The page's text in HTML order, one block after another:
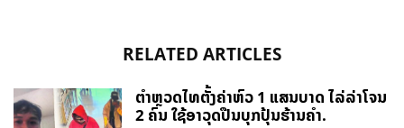
RELATED ARTICLES
ຕຳຫຼວດໄທຕັ້ງຄ່າຫົວ 1 ແສນບາດ ໄລ່ລ່າໂຈນ
2 ຄົນ ໃຊ້ອາວຸດປືນບຸກປຸ້ນຮ້ານຄຳ.